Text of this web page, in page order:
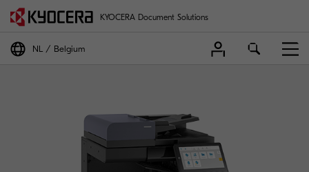
KYOCERA Document Solutions
NL Belgium